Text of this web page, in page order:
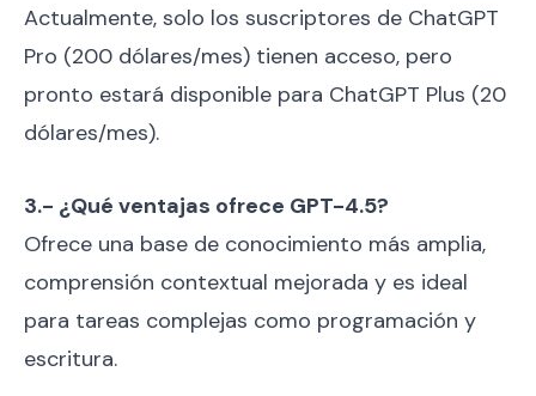
Actualmente, solo los suscriptores de ChatGPT
Pro (200 dólares/mes) tienen acceso, pero
pronto estará disponible para ChatGPT Plus (20
dólares/mes).
3.- ¿Qué ventajas ofrece GPT-4.5?
Ofrece una base de conocimiento más amplia,
comprensión contextual mejorada y es ideal
para tareas complejas como programación y
escritura.